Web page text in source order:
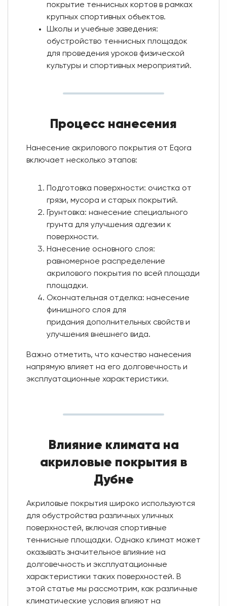
покрытие теннисных кортов в рамках
крупных спортивных объектов.
Школы и учебные заведения:
обустройство теннисных площадок
для проведения уроков физической
культуры и спортивных мероприятий.
Процесс нанесения
Нанесение акрилового покрытия от Eqora
включает несколько этапов:
Подготовка поверхности: очистка от
грязи, мусора и старых покрытий.
Грунтовка: нанесение специального
грунта для улучшения адгезии к
поверхности.
Нанесение основного слоя:
равномерное распределение
акрилового покрытия по всей площади
площадки.
Окончательная отделка: нанесение
финишного слоя для
придания дополнительных свойств и
улучшения внешнего вида.
Важно отметить, что качество нанесения
напрямую влияет на его долговечность и
эксплуатационные характеристики.
Влияние климата на
акриловые покрытия в
Дубне
Акриловые покрытия широко используются
для обустройства различных уличных
поверхностей, включая спортивные
теннисные площадки. Однако климат может
оказывать значительное влияние на
долговечность и эксплуатационные
характеристики таких поверхностей. В
этой статье мы рассмотрим, как различные
климатические условия влияют на